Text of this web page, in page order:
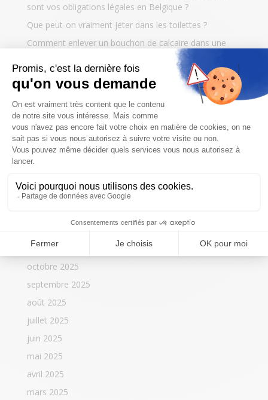
sont vos obligations légales en Belgique ?
Que peut-on vraiment jeter dans les toilettes ?
Comment enlever un bouchon de calcaire dans une
Archives
juillet 2026
juin 2026
mai 2026
avril 2026
février 2026
novembre 2025
octobre 2025
septembre 2025
août 2025
juillet 2025
juin 2025
mai 2025
avril 2025
mars 2025